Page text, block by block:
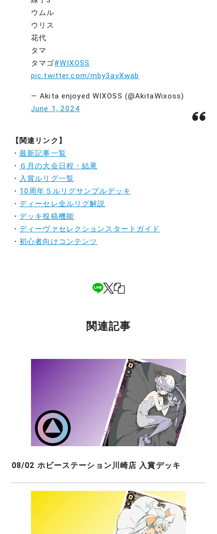
ウムル
ウリス
花代
タマ
タマゴ#WIXOSS
pic.twitter.com/mby3avXwab
— Akita enjoyed WIXOSS (@AkitaWixoss)
June 1, 2024
【関連リンク】
・最新記事一覧
・ ６月の大会日程・結果
・ 入賞ルリグ一覧
・ 10周年５ルリグサンプルデッキ
・ ディーセレ全ルリグ解説
・ デッキ投稿機能
・ ディーヴァセレクションスタートガイド
・初心者向けコンテンツ
関連記事
08/02 ホビーステーション川崎店 入賞デッキ